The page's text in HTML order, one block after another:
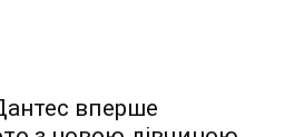
вперше